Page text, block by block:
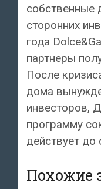
собственные
сторонних
года
партнеры
После
дома
инвесторов,
программу
действует до
Похожие